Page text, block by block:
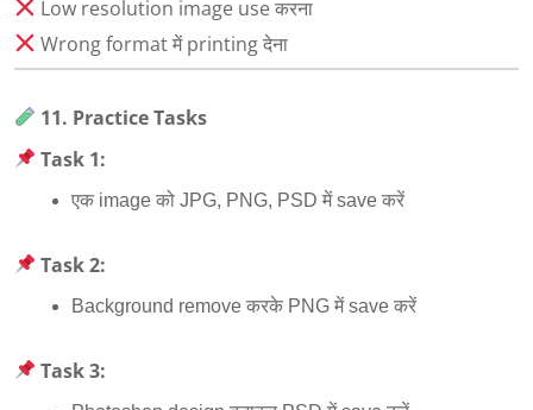
Low resolution image use करना
Wrong format में printing देना
11. Practice Tasks
Task 1:
एक image को JPG, PNG, PSD में save करें
Task 2:
Background remove करके PNG में save करें
Task 3: